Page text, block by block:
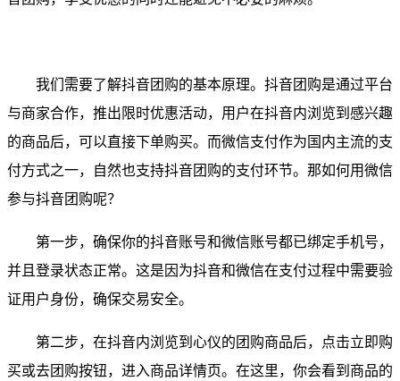
我们需要了解抖音团购的基本原理。抖音团购是通过平台
与商家合作，推出限时优惠活动，用户在抖音内浏览到感兴趣
的商品后，可以直接下单购买。而微信支付作为国内主流的支
付方式之一，自然也支持抖音团购的支付环节。那如何用微信
参与抖音团购呢？
第一步，确保你的抖音账号和微信账号都已绑定手机号，
并且登录状态正常。这是因为抖音和微信在支付过程中需要验
证用户身份，确保交易安全。
第二步，在抖音内浏览到心仪的团购商品后，点击立即购
买或去团购按钮，进入商品详情页。在这里，你会看到商品的